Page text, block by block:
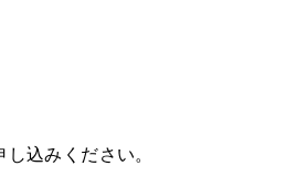
込みください。